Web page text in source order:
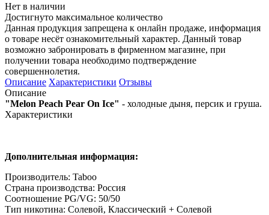
Нет в наличии
Достигнуто максимальное количество
Данная продукция запрещена к онлайн продаже, информация
о товаре несёт ознакомительный характер. Данный товар
возможно забронировать в фирменном магазине, при
получении товара необходимо подтверждение
совершеннолетия.
Описание Характеристики Отзывы
Описание
"Melon Peach Pear On Ice" - холодные дыня, персик и груша.
Характеристики
Дополнительная информация:
Производитель: Taboo
Страна производства: Россия
Соотношение PG/VG: 50/50
Тип никотина: Солевой, Классический + Солевой